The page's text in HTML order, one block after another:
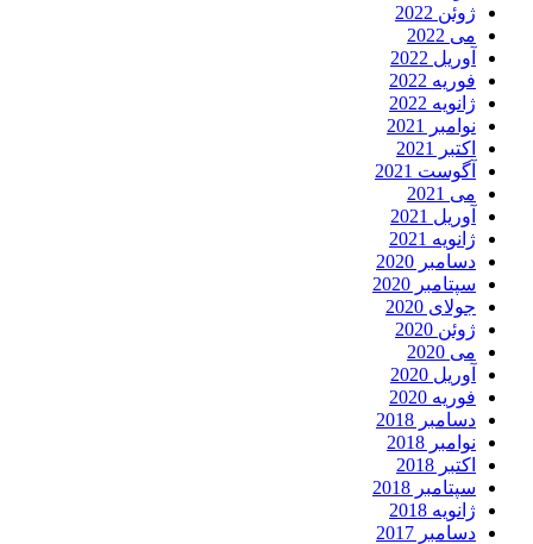
ژوئن 2022
می 2022
آوریل 2022
فوریه 2022
ژانویه 2022
نوامبر 2021
اکتبر 2021
آگوست 2021
می 2021
آوریل 2021
ژانویه 2021
دسامبر 2020
سپتامبر 2020
جولای 2020
ژوئن 2020
می 2020
آوریل 2020
فوریه 2020
دسامبر 2018
نوامبر 2018
اکتبر 2018
سپتامبر 2018
ژانویه 2018
دسامبر 2017